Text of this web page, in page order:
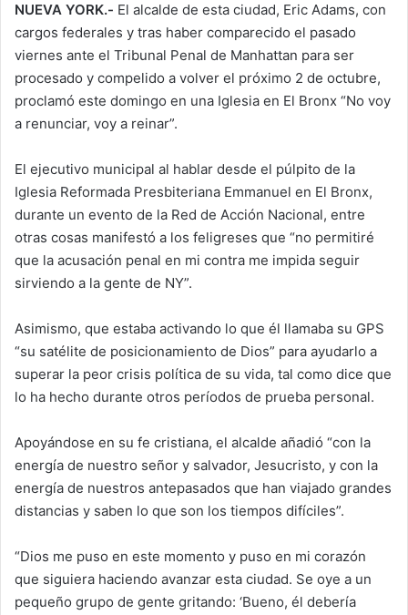
NUEVA YORK.- El alcalde de esta ciudad, Eric Adams, con
cargos federales y tras haber comparecido el pasado
viernes ante el Tribunal Penal de Manhattan para ser
procesado y compelido a volver el próximo 2 de octubre,
proclamó este domingo en una Iglesia en El Bronx “No voy
a renunciar, voy a reinar”.
El ejecutivo municipal al hablar desde el púlpito de la
Iglesia Reformada Presbiteriana Emmanuel en El Bronx,
durante un evento de la Red de Acción Nacional, entre
otras cosas manifestó a los feligreses que “no permitiré
que la acusación penal en mi contra me impida seguir
sirviendo a la gente de NY”.
Asimismo, que estaba activando lo que él llamaba su GPS
“su satélite de posicionamiento de Dios” para ayudarlo a
superar la peor crisis política de su vida, tal como dice que
lo ha hecho durante otros períodos de prueba personal.
Apoyándose en su fe cristiana, el alcalde añadió “con la
energía de nuestro señor y salvador, Jesucristo, y con la
energía de nuestros antepasados que han viajado grandes
distancias y saben lo que son los tiempos difíciles”.
“Dios me puso en este momento y puso en mi corazón
que siguiera haciendo avanzar esta ciudad. Se oye a un
pequeño grupo de gente gritando: ‘Bueno, él debería